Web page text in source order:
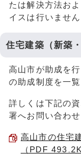
たは解決方法お
イスは行いません
住宅建築（新築
高山市が助成を
の助成制度を一
詳しくは下記の
署へお問い合わせ
高山市の住宅
（PDF